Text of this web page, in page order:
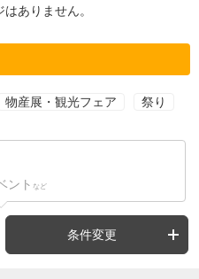
ありません。
物産展・観光フェア 祭り
ント など
条件変更